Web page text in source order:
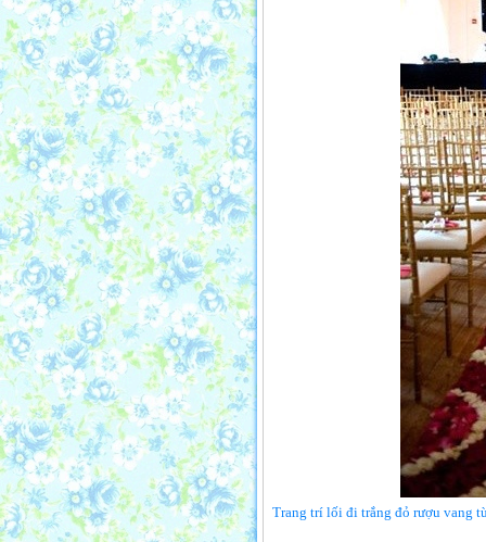
Trang trí lối đi trắng đỏ rượu vang